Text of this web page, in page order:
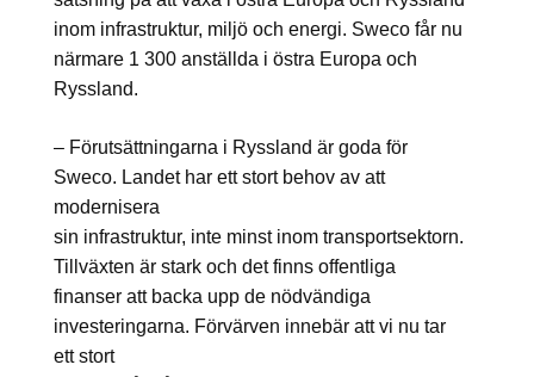
inom infrastruktur, miljö och energi. Sweco får nu
närmare 1 300 anställda i östra Europa och
Ryssland.
– Förutsättningarna i Ryssland är goda för
Sweco. Landet har ett stort behov av att
modernisera
sin infrastruktur, inte minst inom transportsektorn.
Tillväxten är stark och det finns offentliga
finanser att backa upp de nödvändiga
investeringarna. Förvärven innebär att vi nu tar
ett stort